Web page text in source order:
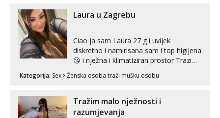
vjeruj mi, takve još nisi vidio. Uvijek sam
spremna za ONLOINE zabavu...
Laura u Zagrebu
Ciao ja sam Laura 27 g i uvijek
diskretno i namirisana sam i top higijena
😘 i nježna i klimatiziran prostor Trazim
Pusenje i gutanje sperme Erotsko rublje
tijelu Iskljucivo neradim analni !!! I
neljubim se Wha...
Kategorija: Sex Ženska osoba traži mušku osobu
Tražim malo nježnosti i
razumjevanja